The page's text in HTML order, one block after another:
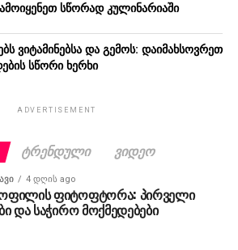
სწორად კულინარიაში
ვიტამინებსა და გემოს: დაიმახსოვრეთ
სწორი ხერხი
ADVERTISEMENT
ᲢᲠᲔᲜᲓᲣᲚᲘ ᲕᲘᲓᲔᲝ
4 დღის ago
ფიტოფტორა: პირველი
და საჭირო მოქმედებები